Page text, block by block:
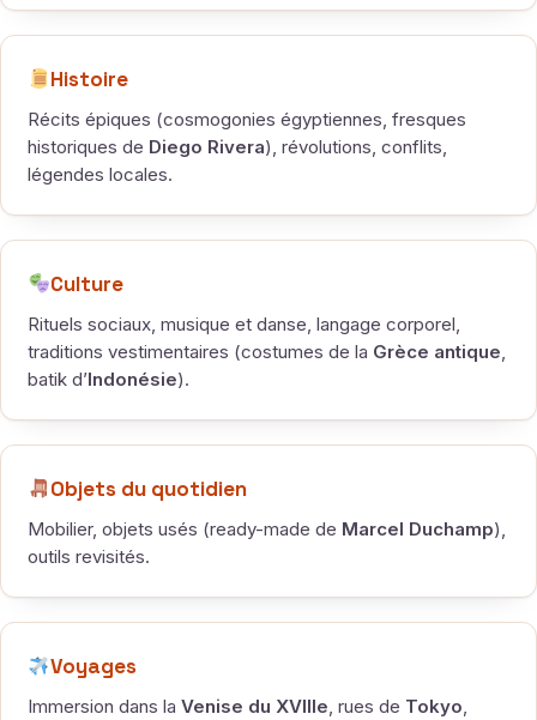
Histoire
Récits épiques (cosmogonies égyptiennes, fresques
historiques de Diego Rivera), révolutions, conflits,
légendes locales.
Culture
Rituels sociaux, musique et danse, langage corporel,
traditions vestimentaires (costumes de la Grèce antique
batik d’Indonésie).
Objets du quotidien
Mobilier, objets usés (ready-made de Marcel Duchamp),
outils revisités.
Voyages
Immersion dans la Venise du XVIIIe , rues de Tokyo